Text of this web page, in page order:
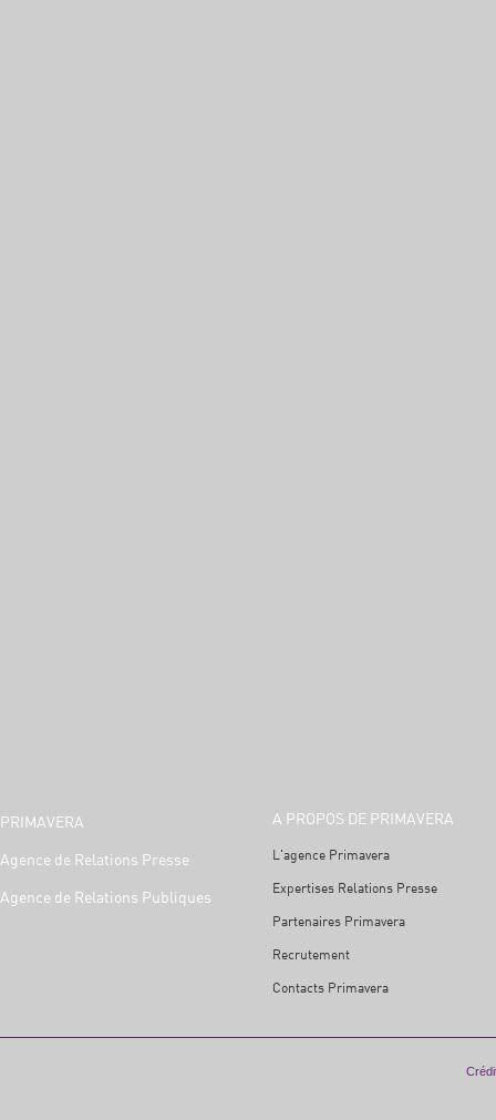
PRIMAVERA
Agence de Relations Presse
Agence de Relations Publiques
A PROPOS DE PRIMAVERA
L'agence Primavera
Expertises Relations Presse
Partenaires Primavera
Recrutement
Contacts Primavera